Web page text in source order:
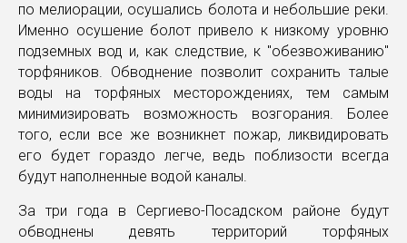
по мелиорации, осушались болота и небольшие реки.
Именно осушение болот привело к низкому уровню
подземных вод и, как следствие, к "обезвоживанию"
торфяников. Обводнение позволит сохранить талые
воды на торфяных месторождениях, тем самым
минимизировать возможность возгорания. Более
того, если все же возникнет пожар, ликвидировать
его будет гораздо легче, ведь поблизости всегда
будут наполненные водой каналы.
За три года в Сергиево-Посадском районе будут
обводнены девять территорий торфяных